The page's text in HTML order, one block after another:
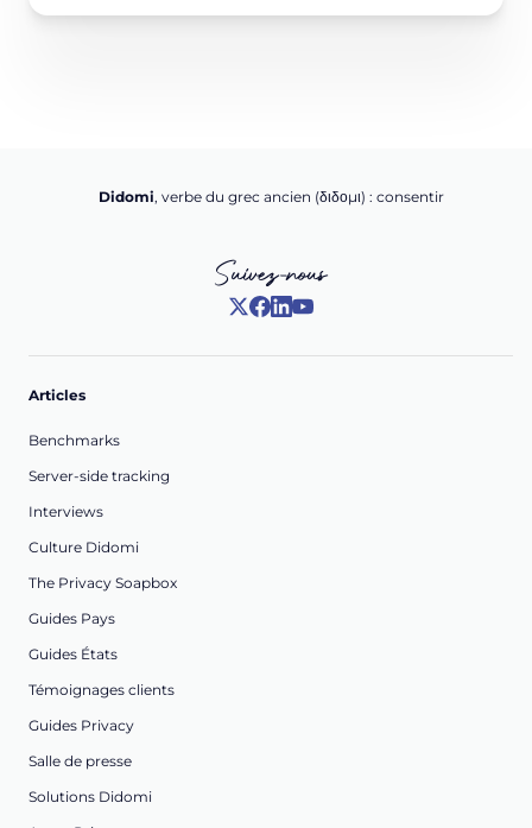
Didomi, verbe du grec ancien (δ‌‌ιδο‌μι) : consentir
Suivez-nous
Articles
Benchmarks
Server-side tracking
Interviews
Culture Didomi
The Privacy Soapbox
Guides Pays
Guides États
Témoignages clients
Guides Privacy
Salle de presse
Solutions Didomi